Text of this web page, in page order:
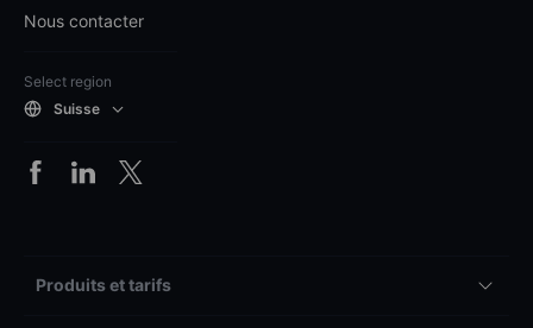
Nous contacter
Select region
Suisse
Produits et tarifs